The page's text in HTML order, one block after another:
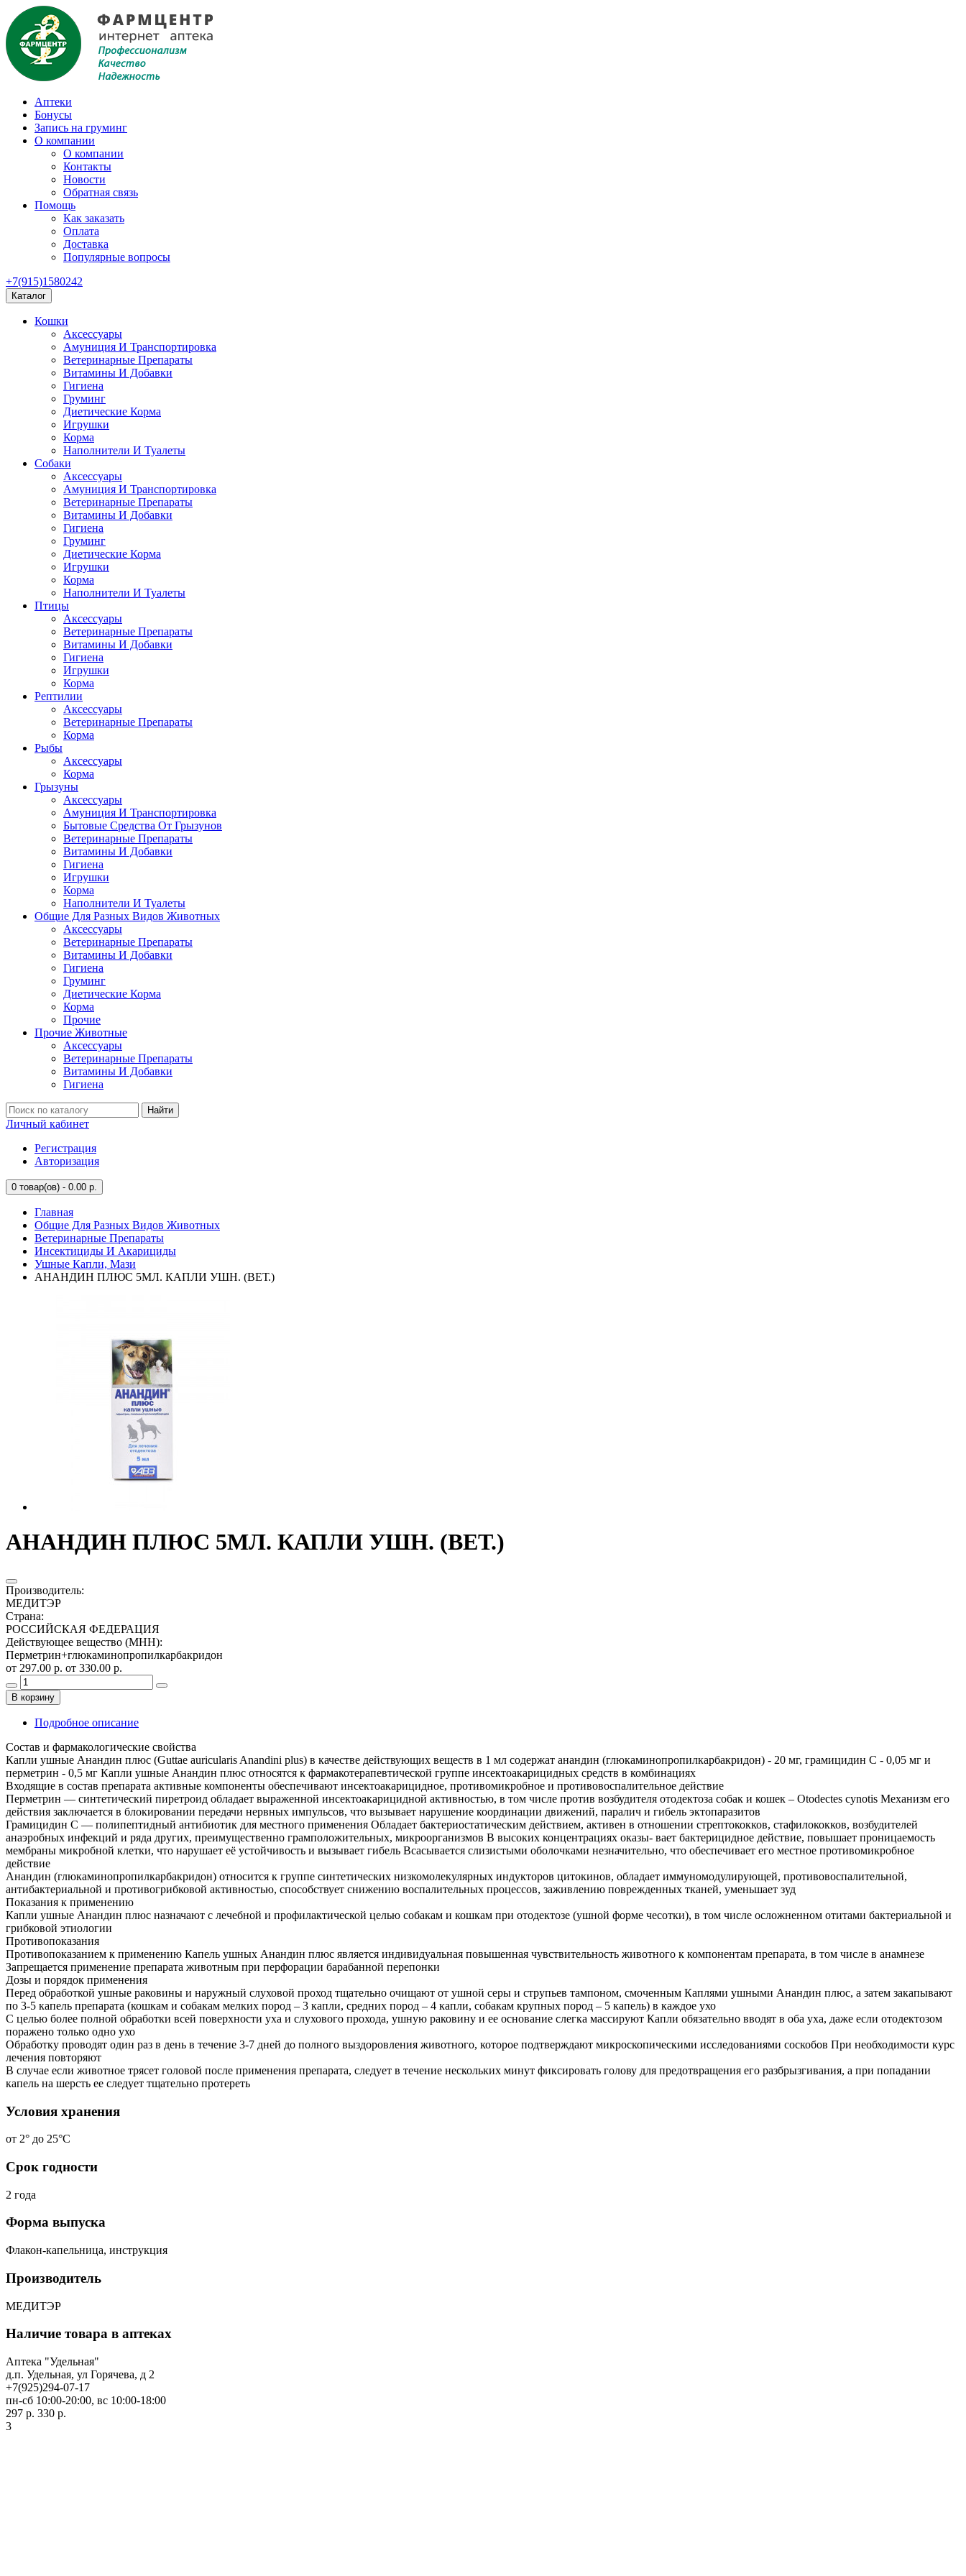
Аптеки
Бонусы
Запись на груминг
О компании
О компании
Контакты
Новости
Обратная связь
Помощь
Как заказать
Оплата
Доставка
Популярные вопросы
+7(915)1580242
Каталог
Кошки
Аксессуары
Амуниция И Транспортировка
Ветеринарные Препараты
Витамины И Добавки
Гигиена
Груминг
Диетические Корма
Игрушки
Корма
Наполнители И Туалеты
Собаки
Аксессуары
Амуниция И Транспортировка
Ветеринарные Препараты
Витамины И Добавки
Гигиена
Груминг
Диетические Корма
Игрушки
Корма
Наполнители И Туалеты
Птицы
Аксессуары
Ветеринарные Препараты
Витамины И Добавки
Гигиена
Игрушки
Корма
Рептилии
Аксессуары
Ветеринарные Препараты
Корма
Рыбы
Аксессуары
Корма
Грызуны
Аксессуары
Амуниция И Транспортировка
Бытовые Средства От Грызунов
Ветеринарные Препараты
Витамины И Добавки
Гигиена
Игрушки
Корма
Наполнители И Туалеты
Общие Для Разных Видов Животных
Аксессуары
Ветеринарные Препараты
Витамины И Добавки
Гигиена
Груминг
Диетические Корма
Корма
Прочие
Прочие Животные
Аксессуары
Ветеринарные Препараты
Витамины И Добавки
Гигиена
Найти
Личный кабинет
Регистрация
Авторизация
0 товар(ов) - 0.00 р.
Главная
Общие Для Разных Видов Животных
Ветеринарные Препараты
Инсектициды И Акарициды
Ушные Капли, Мази
АНАНДИН ПЛЮС 5МЛ. КАПЛИ УШН. (ВЕТ.)
АНАНДИН ПЛЮС 5МЛ. КАПЛИ УШН. (ВЕТ.)
Производитель:
МЕДИТЭР
Страна:
РОССИЙСКАЯ ФЕДЕРАЦИЯ
Действующее вещество (МНН):
Перметрин+глюкаминопропилкарбакридон
от 297.00 р. от 330.00 р.
В корзину
Подробное описание
Состав и фармакологические свойства
Капли ушные Анандин плюс (Guttae auricularis Anandini plus) в качестве действующих веществ в 1 мл содержат анандин (глюкаминопропилкарбакридон) - 20 мг, грамицидин С - 0,05 мг и
перметрин - 0,5 мг Капли ушные Анандин плюс относятся к фармакотерапевтической группе инсектоакарицидных средств в комбинациях
Входящие в состав препарата активные компоненты обеспечивают инсектоакарицидное, противомикробное и противовоспалительное действие
Перметрин — синтетический пиретроид обладает выраженной инсектоакарицидной активностью, в том числе против возбудителя отодектоза собак и кошек – Otodectes cynotis Механизм его
действия заключается в блокировании передачи нервных импульсов, что вызывает нарушение координации движений, паралич и гибель эктопаразитов
Грамицидин С — полипептидный антибиотик для местного применения Обладает бактериостатическим действием, активен в отношении стрептококков, стафилококков, возбудителей
анаэробных инфекций и ряда других, преимущественно грамположительных, микроорганизмов В высоких концентрациях оказы- вает бактерицидное действие, повышает проницаемость
мембраны микробной клетки, что нарушает её устойчивость и вызывает гибель Всасывается слизистыми оболочками незначительно, что обеспечивает его местное противомикробное
действие
Анандин (глюкаминопропилкарбакридон) относится к группе синтетических низкомолекулярных индукторов цитокинов, обладает иммуномодулирующей, противовоспалительной,
антибактериальной и противогрибковой активностью, способствует снижению воспалительных процессов, заживлению поврежденных тканей, уменьшает зуд
Показания к применению
Капли ушные Анандин плюс назначают с лечебной и профилактической целью собакам и кошкам при отодектозе (ушной форме чесотки), в том числе осложненном отитами бактериальной и
грибковой этиологии
Противопоказания
Противопоказанием к применению Капель ушных Анандин плюс является индивидуальная повышенная чувствительность животного к компонентам препарата, в том числе в анамнезе
Запрещается применение препарата животным при перфорации барабанной перепонки
Дозы и порядок применения
Перед обработкой ушные раковины и наружный слуховой проход тщательно очищают от ушной серы и струпьев тампоном, смоченным Каплями ушными Анандин плюс, а затем закапывают
по 3-5 капель препарата (кошкам и собакам мелких пород – 3 капли, средних пород – 4 капли, собакам крупных пород – 5 капель) в каждое ухо
С целью более полной обработки всей поверхности уха и слухового прохода, ушную раковину и ее основание слегка массируют Капли обязательно вводят в оба уха, даже если отодектозом
поражено только одно ухо
Обработку проводят один раз в день в течение 3-7 дней до полного выздоровления животного, которое подтверждают микроскопическими исследованиями соскобов При необходимости курс
лечения повторяют
В случае если животное трясет головой после применения препарата, следует в течение нескольких минут фиксировать голову для предотвращения его разбрызгивания, а при попадании
капель на шерсть ее следует тщательно протереть
Условия хранения
от 2° до 25°С
Срок годности
2 года
Форма выпуска
Флакон-капельница, инструкция
Производитель
МЕДИТЭР
Наличие товара в аптеках
Аптека "Удельная"
д.п. Удельная, ул Горячева, д 2
+7(925)294-07-17
пн-сб 10:00-20:00, вс 10:00-18:00
297 р. 330 р.
3